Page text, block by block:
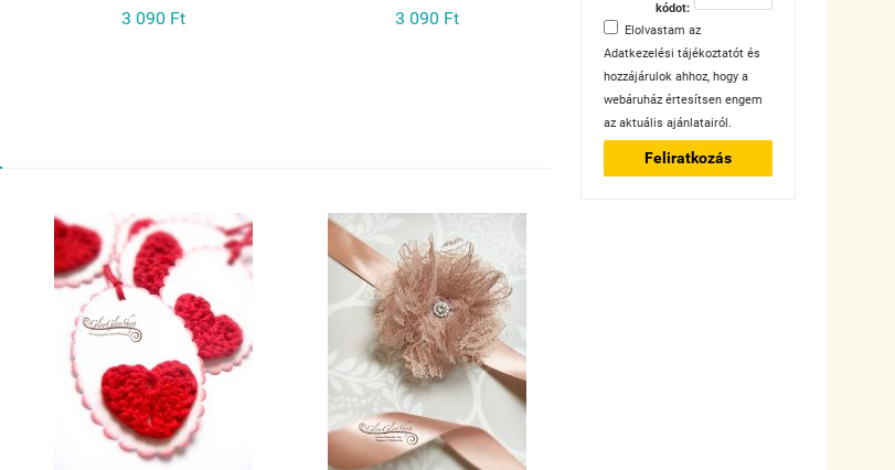
3 090 Ft
3 090 Ft
kódot:
Elolvastam az
Adatkezelési tájékoztatótés
hozzájárulok ahhoz, hogy a
webáruház értesítsen engem
az aktuális ajánlatairól.
Feliratkozás